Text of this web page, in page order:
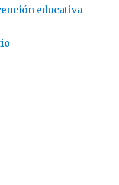
educativa